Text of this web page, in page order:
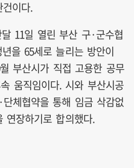
이다.
11일 열린 부산 구·군수협
을 65세로 늘리는 방안이
부산시가 직접 고용한 공무
움직임이다. 시와 부산시공
체협약을 통해 임금 삭감없
연장하기로 합의했다.